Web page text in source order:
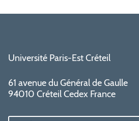
Université Paris-Est Créteil
61 avenue du Général de Gaulle
94010 Créteil Cedex France